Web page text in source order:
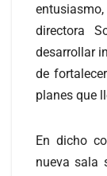
directora
desarrollar
de
planes que
En dicho
nueva sala